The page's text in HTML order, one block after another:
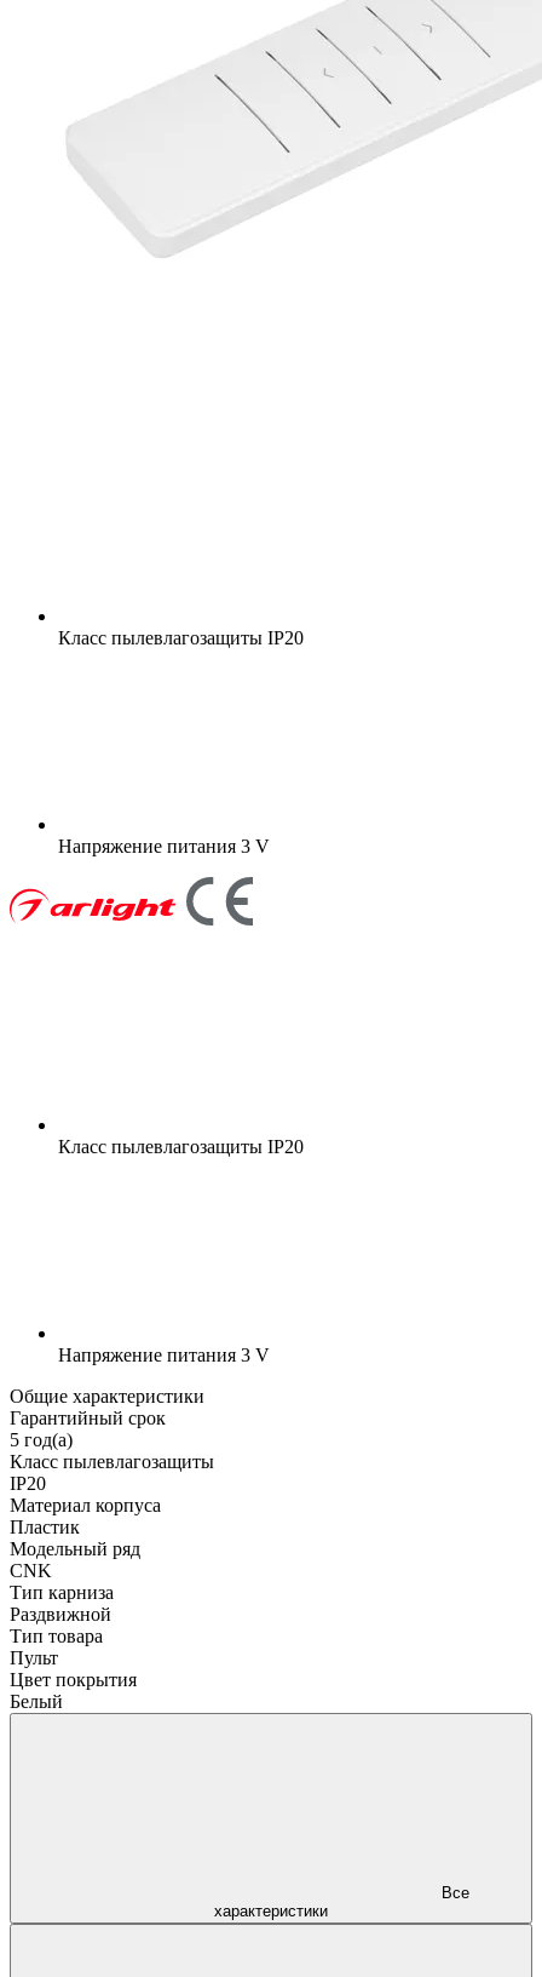
Класс пылевлагозащиты IP20
Напряжение питания 3 V
Класс пылевлагозащиты IP20
Напряжение питания 3 V
Общие характеристики
Гарантийный срок
5 год(а)
Класс пылевлагозащиты
IP20
Материал корпуса
Пластик
Модельный ряд
CNK
Тип карниза
Раздвижной
Тип товара
Пульт
Цвет покрытия
Белый
характеристики